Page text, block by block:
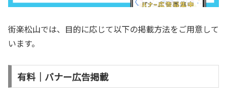
街楽松山では、目的に応じて以下の掲載方法をご用意して
います。
有料｜バナー広告掲載